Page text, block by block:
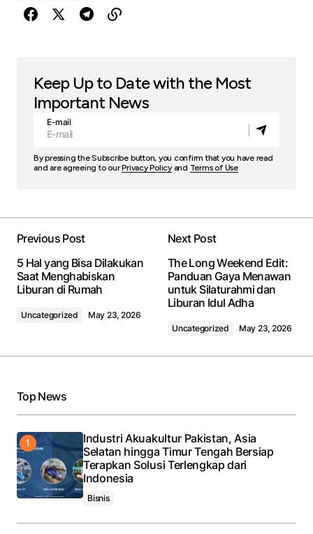
Keep Up to Date with the Most
Important News
E-mail
By pressing the Subscribe button, you confirm that you have read
and are agreeing to ourPrivacy Policyand Terms of Use
Previous Post
5 Hal yang Bisa Dilakukan
Saat Menghabiskan
Liburan di Rumah
Uncategorized May 23, 2026
Next Post
The Long Weekend Edit:
Panduan Gaya Menawan
untuk Silaturahmi dan
Liburan Idul Adha
Uncategorized May 23, 2026
Top News
Industri Akuakultur Pakistan, Asia
Selatan hingga Timur Tengah Bersiap
Terapkan Solusi Terlengkap dari
Indonesia
Bisnis